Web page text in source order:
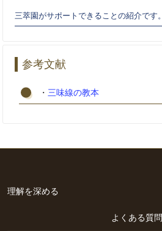
三萃園がサポートできることの紹介です。
参考文献
・ 三味線の教本
理解を深める
よくある質問